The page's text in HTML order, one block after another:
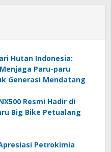
Hutan Indonesia:
Paru-paru
Generasi Mendatang
Resmi Hadir di
Big Bike Petualang
Petrokimia